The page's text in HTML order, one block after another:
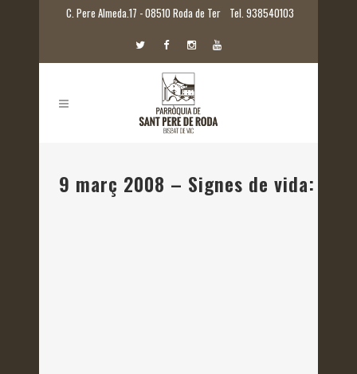
C. Pere Almeda.17 - 08510 Roda de Ter Tel. 938540103
9 març 2008 – Signes de vida: els